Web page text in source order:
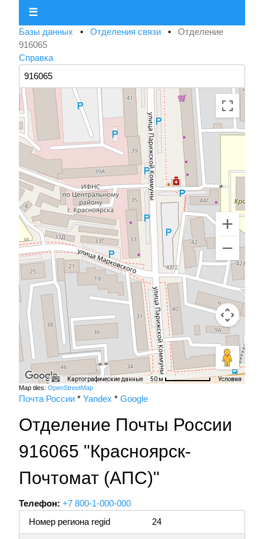
☰
Базы данных • Отделения связи • Отделение
916065
Справка
Картографические данные 50 м Условия
Map tiles: OpenStreetMap
Почта России * Yandex * Google
Отделение Почты России
916065 "Красноярск-
Почтомат (АПС)"
Телефон: +7 800-1-000-000
Номер региона regid
24